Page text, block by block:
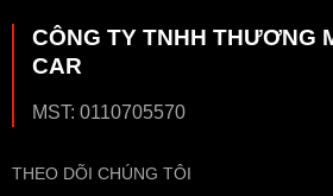
CÔNG TY TNHH THƯƠNG
CAR
MST: 0110705570
THEO DÕI CHÚNG TÔI